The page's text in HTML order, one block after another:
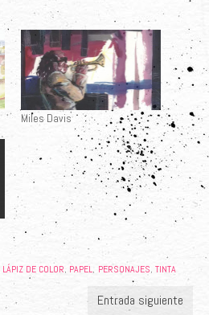
Miles Davis
LÁPIZ DE COLOR, PAPEL, PERSONAJES, TINTA
Entrada siguiente